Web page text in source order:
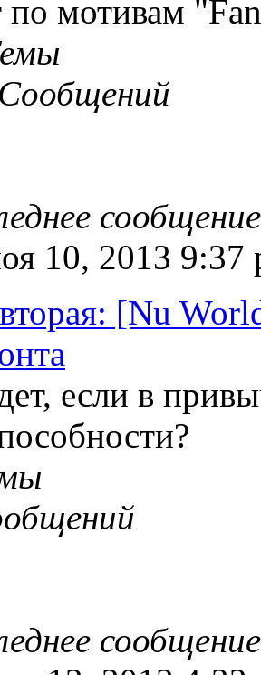
мотивам
Сообщений
сообщение
10, 2013 9:37
[Nu
если в
сообщение